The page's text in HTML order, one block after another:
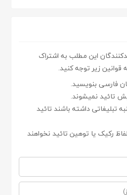
این مطلب به اشتراک
قوانین زیر توجه کنید.
فارسی بنویسید.
تائید نمیشوند.
تبلیغاتی داشته باشند تائید
رکیک یا توهین تائید نخواهند